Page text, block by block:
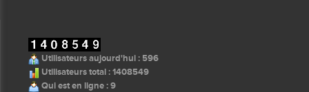
Utilisateurs aujourd'hui : 596
Utilisateurs total : 1408549
Qui est en ligne : 9